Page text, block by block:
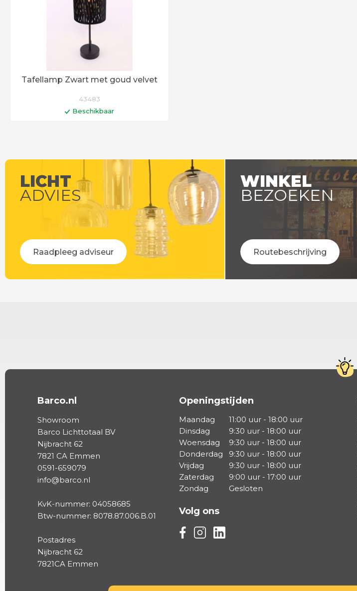
Tafellamp Zwart met goud velvet
43483
Beschikbaar
LICHT
ADVIES
Raadpleeg adviseur
WINKEL
BEZOEKEN
Routebeschrijving
Barco.nl
Showroom
Barco Lichttotaal BV
Nijbracht 62
7821 CA Emmen
0591-659079
info@barco.nl
KvK-nummer: 04058685
Btw-nummer: 8078.87.006.B.01
Postadres
Nijbracht 62
7821CA Emmen
Openingstijden
Maandag
11:00 uur - 18:00 uur
Dinsdag
9:30 uur - 18:00 uur
Woensdag
9:30 uur - 18:00 uur
Donderdag
9:30 uur - 18:00 uur
Vrijdag
9:30 uur - 18:00 uur
Zaterdag
9:00 uur - 17:00 uur
Zondag
Gesloten
Volg ons
Volg ons via Facebook
Volg ons via Instagram
Volg ons via Linkedin